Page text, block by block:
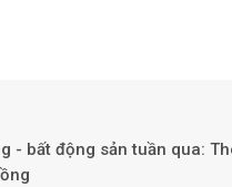
- bất động sản tuần qua: